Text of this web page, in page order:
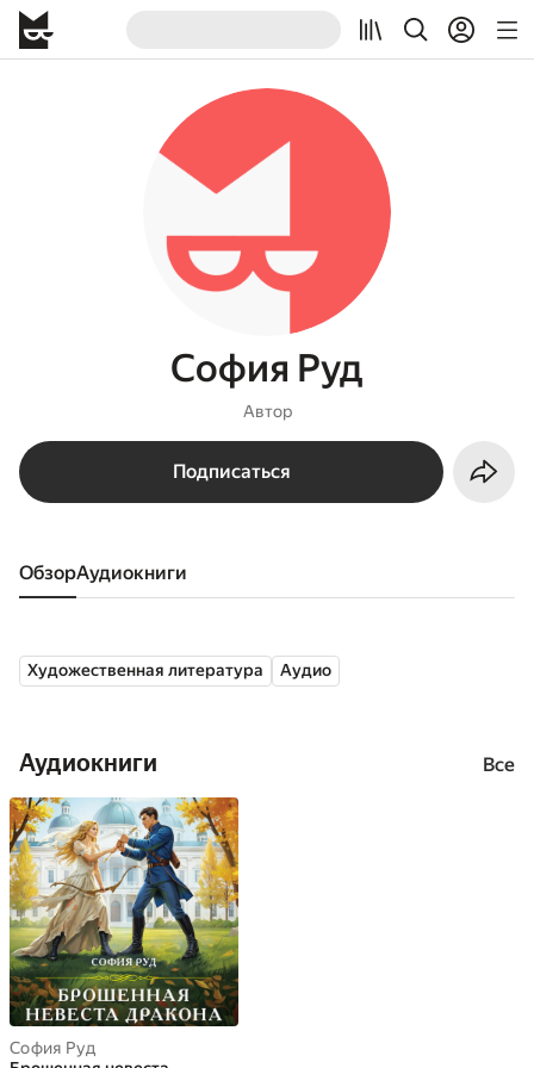
София Руд
Автор
Подписаться
Обзор аудиокниги
Художественная литература Аудио
Аудиокниги Все
София Руд